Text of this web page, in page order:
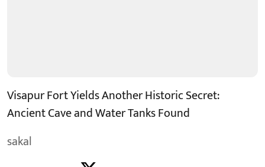
Visapur Fort Yields Another Historic Secret:
Ancient Cave and Water Tanks Found
sakal